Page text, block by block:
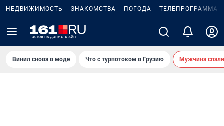
НЕДВИЖИМОСТЬ ЗНАКОМСТВА ПОГОДА ТЕЛЕПРОГРАММА
Винил снова в моде Что с турпотоком в Грузию Мужчина